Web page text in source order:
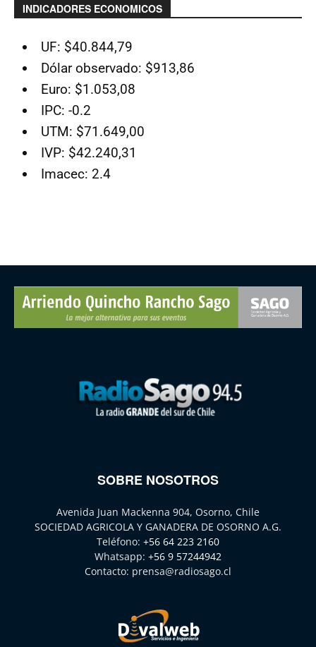
INDICADORES ECONOMICOS
UF: $40.844,79
Dólar observado: $913,86
Euro: $1.053,08
IPC: -0.2
UTM: $71.649,00
IVP: $42.240,31
Imacec: 2.4
SOBRE NOSOTROS
Avenida Juan Mackenna 904, Osorno, Chile
SOCIEDAD AGRICOLA Y GANADERA DE OSORNO A.G.
Teléfono: +56 64 223 2160
Whatsapp: +56 9 57244942
Contacto: prensa@radiosago.cl